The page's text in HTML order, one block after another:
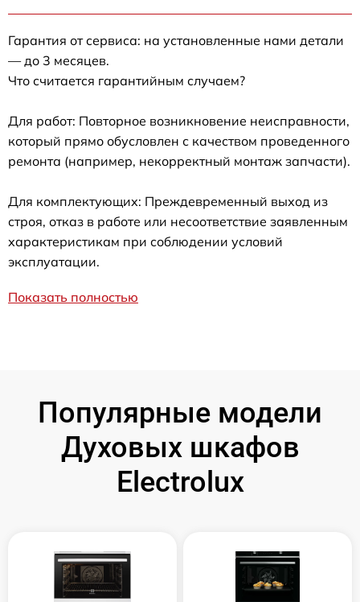
Гарантия от сервиса: на установленные нами детали
— до 3 месяцев.
Что считается гарантийным случаем?
Для работ: Повторное возникновение неисправности,
который прямо обусловлен с качеством проведенного
ремонта (например, некорректный монтаж запчасти).
Для комплектующих: Преждевременный выход из
строя, отказ в работе или несоответствие заявленным
характеристикам при соблюдении условий
эксплуатации.
Показать полностью
Популярные модели
Духовых шкафов
Electrolux